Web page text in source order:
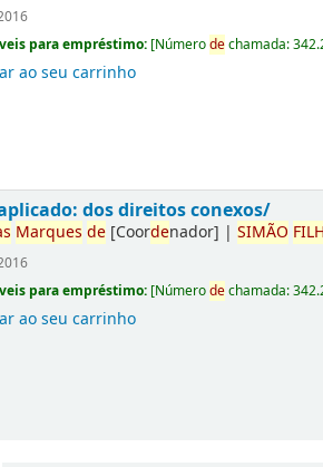
para empréstimo: [Númerodechamada:
ao seu carrinho
dos direitos conexos/
Marques de [Coordenador] |SIMÃO
para empréstimo: [Númerodechamada:
ao seu carrinho